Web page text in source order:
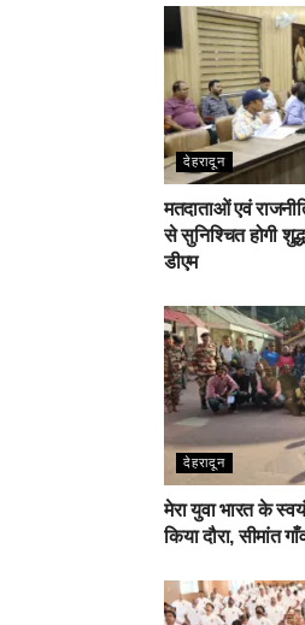
देहरादून
मतदाताओं एवं
से सुनिश्चित होगी
डीएम
देहरादून
मेरा युवा भारत के
किया दौरा, सीमांत